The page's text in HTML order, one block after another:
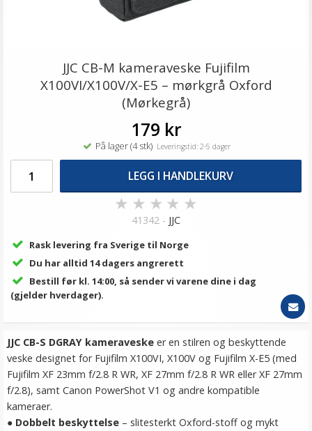
JJC CB-M kameraveske Fujifilm
X100VI/X100V/X-E5 – mørkgrå Oxford
(Mørkegrå)
179 kr
På lager (4 stk)Leveringstid: 2-5 dager
LEGG I HANDLEKURV
★ ★ ★ ★ ★
41342 - JJC
Rask levering fra Sverige til Norge
Du har alltid 14 dagers angrerett
Bestill før kl. 14:00, så sender vi varene dine i dag
(gjelder hverdager).
JJC CB-S DGRAY kameraveske er en stilren og beskyttende
veske designet for Fujifilm X100VI, X100V og Fujifilm X-E5 (med
Fujifilm XF 23mm f/2.8 R WR, XF 27mm f/2.8 R WR eller XF 27mm
f/2.8), samt Canon PowerShot V1 og andre kompatible
kameraer.
● Dobbelt beskyttelse – slitesterkt Oxford-stoff og mykt